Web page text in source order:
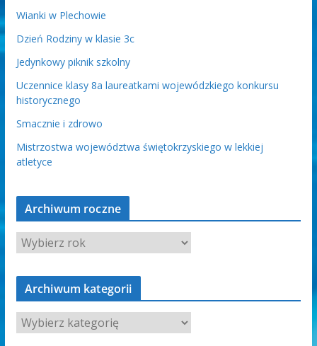
Wianki w Plechowie
Dzień Rodziny w klasie 3c
Jedynkowy piknik szkolny
Uczennice klasy 8a laureatkami wojewódzkiego konkursu
historycznego
Smacznie i zdrowo
Mistrzostwa województwa świętokrzyskiego w lekkiej
atletyce
Archiwum roczne
Archiwum kategorii
A
r